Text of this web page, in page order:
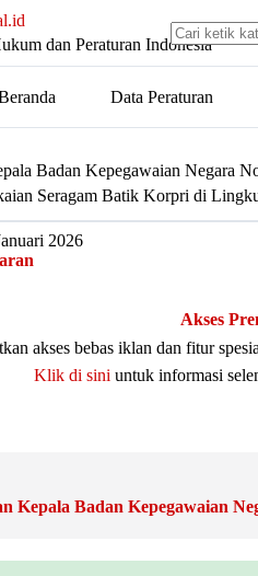
dan Peraturan Indonesia
Data Peraturan
Badan Kepegawaian Negara
Seragam Batik Korpri di
2026
Akses
akses bebas iklan dan fitur
Klik di sini untuk informasi
Kepala Badan Kepegawaian